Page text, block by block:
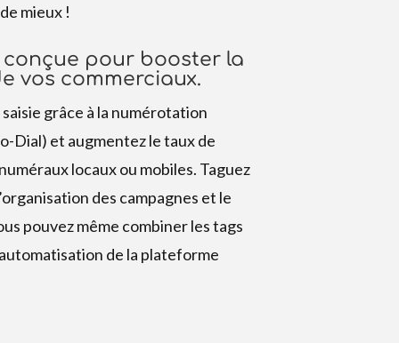
mieux !
pour booster la
vos commerciaux.
grâce à la numérotation
Dial) et augmentez le taux de
locaux ou mobiles. Taguez
des campagnes et le
pouvez même combiner les tags
de la plateforme